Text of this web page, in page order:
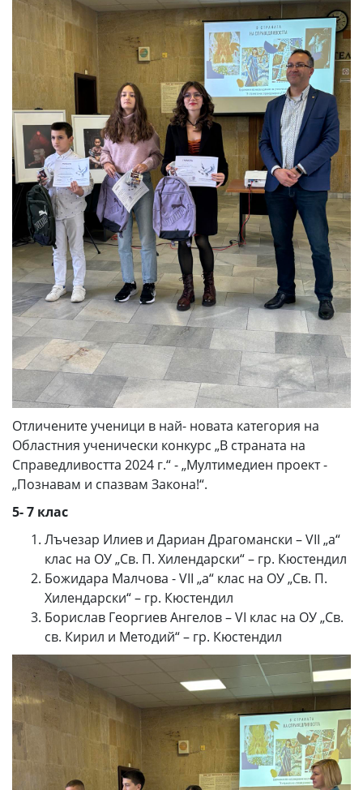
Отличените ученици в най- новата категория на
Областния ученически конкурс „В страната на
Справедливостта 2024 г.“ - „Мултимедиен проект -
„Познавам и спазвам Закона!“.
5- 7 клас
Лъчезар Илиев и Дариан Драгомански – VII „а“
клас на ОУ „Св. П. Хилендарски“ – гр. Кюстендил
Божидара Малчова - VII „а“ клас на ОУ „Св. П.
Хилендарски“ – гр. Кюстендил
Борислав Георгиев Ангелов – VI клас на ОУ „Св.
св. Кирил и Методий“ – гр. Кюстендил